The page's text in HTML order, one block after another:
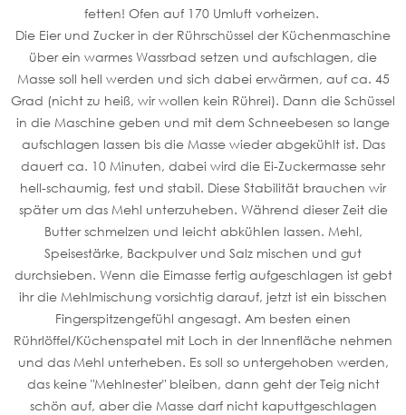
fetten! Ofen auf 170 Umluft vorheizen.
Die Eier und Zucker in der Rührschüssel der Küchenmaschine
über ein warmes Wassrbad setzen und aufschlagen, die
Masse soll hell werden und sich dabei erwärmen, auf ca. 45
Grad (nicht zu heiß, wir wollen kein Rührei). Dann die Schüssel
in die Maschine geben und mit dem Schneebesen so lange
aufschlagen lassen bis die Masse wieder abgekühlt ist. Das
dauert ca. 10 Minuten, dabei wird die Ei-Zuckermasse sehr
hell-schaumig, fest und stabil. Diese Stabilität brauchen wir
später um das Mehl unterzuheben. Während dieser Zeit die
Butter schmelzen und leicht abkühlen lassen. Mehl,
Speisestärke, Backpulver und Salz mischen und gut
durchsieben. Wenn die Eimasse fertig aufgeschlagen ist gebt
ihr die Mehlmischung vorsichtig darauf, jetzt ist ein bisschen
Fingerspitzengefühl angesagt. Am besten einen
Rührlöffel/Küchenspatel mit Loch in der Innenfläche nehmen
und das Mehl unterheben. Es soll so untergehoben werden,
das keine "Mehlnester" bleiben, dann geht der Teig nicht
schön auf, aber die Masse darf nicht kaputtgeschlagen